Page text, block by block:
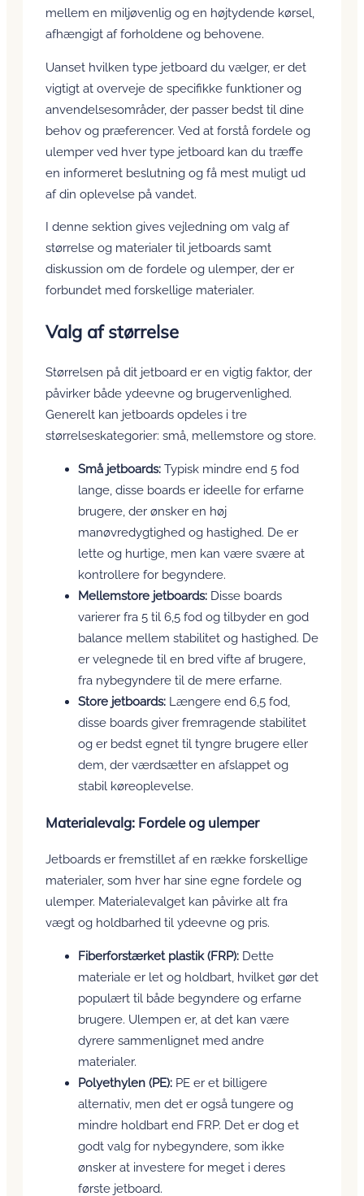
mellem en miljøvenlig og en højtydende kørsel,
afhængigt af forholdene og behovene.
Uanset hvilken type jetboard du vælger, er det
vigtigt at overveje de specifikke funktioner og
anvendelsesområder, der passer bedst til dine
behov og præferencer. Ved at forstå fordele og
ulemper ved hver type jetboard kan du træffe
en informeret beslutning og få mest muligt ud
af din oplevelse på vandet.
I denne sektion gives vejledning om valg af
størrelse og materialer til jetboards samt
diskussion om de fordele og ulemper, der er
forbundet med forskellige materialer.
Valg af størrelse
Størrelsen på dit jetboard er en vigtig faktor, der
påvirker både ydeevne og brugervenlighed.
Generelt kan jetboards opdeles i tre
størrelseskategorier: små, mellemstore og store.
Små jetboards: Typisk mindre end 5 fod
lange, disse boards er ideelle for erfarne
brugere, der ønsker en høj
manøvredygtighed og hastighed. De er
lette og hurtige, men kan være svære at
kontrollere for begyndere.
Mellemstore jetboards: Disse boards
varierer fra 5 til 6,5 fod og tilbyder en god
balance mellem stabilitet og hastighed. De
er velegnede til en bred vifte af brugere,
fra nybegyndere til de mere erfarne.
Store jetboards: Længere end 6,5 fod,
disse boards giver fremragende stabilitet
og er bedst egnet til tyngre brugere eller
dem, der værdsætter en afslappet og
stabil køreoplevelse.
Materialevalg: Fordele og ulemper
Jetboards er fremstillet af en række forskellige
materialer, som hver har sine egne fordele og
ulemper. Materialevalget kan påvirke alt fra
vægt og holdbarhed til ydeevne og pris.
Fiberforstærket plastik (FRP): Dette
materiale er let og holdbart, hvilket gør det
populært til både begyndere og erfarne
brugere. Ulempen er, at det kan være
dyrere sammenlignet med andre
materialer.
Polyethylen (PE): PE er et billigere
alternativ, men det er også tungere og
mindre holdbart end FRP. Det er dog et
godt valg for nybegyndere, som ikke
ønsker at investere for meget i deres
første jetboard.